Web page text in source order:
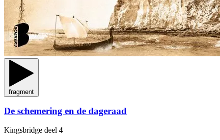
fragment
De schemering en de dageraad
Kingsbridge deel 4